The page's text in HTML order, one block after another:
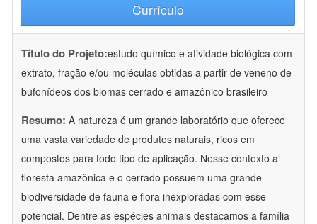
Currículo
Título do Projeto:estudo químico e atividade biológica com
extrato, fração e/ou moléculas obtidas a partir de veneno de
bufonídeos dos biomas cerrado e amazônico brasileiro
Resumo: A natureza é um grande laboratório que oferece
uma vasta variedade de produtos naturais, ricos em
compostos para todo tipo de aplicação. Nesse contexto a
floresta amazônica e o cerrado possuem uma grande
biodiversidade de fauna e flora inexploradas com esse
potencial. Dentre as espécies animais destacamos a família